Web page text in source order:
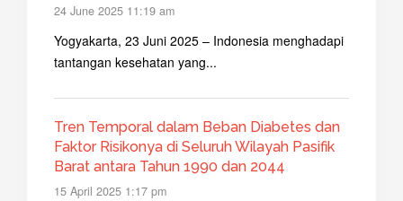
24 June 2025 11:19 am
Yogyakarta, 23 Juni 2025 – Indonesia menghadapi
tantangan kesehatan yang...
Tren Temporal dalam Beban Diabetes dan
Faktor Risikonya di Seluruh Wilayah Pasifik
Barat antara Tahun 1990 dan 2044
15 April 2025 1:17 pm